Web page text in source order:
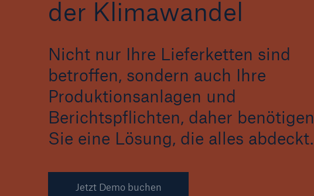
der Klimawandel
Nicht nur Ihre Lieferketten sind
betroffen, sondern auch Ihre
Produktionsanlagen und
Berichtspflichten, daher benötigen
Sie eine Lösung, die alles abdeckt.
Jetzt Demo buchen